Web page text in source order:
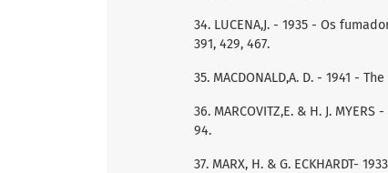
34. LUCENA,J. - 1935 - Os
391, 429, 467.
35. MACDONALD,A. D. - 1941 -
36. MARCOVITZ,E. & H. J.
94.
37. MARX, H. & G. ECKHARDT-